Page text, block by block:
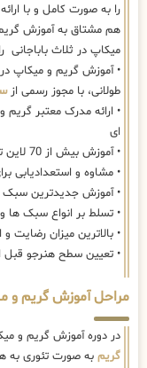
را به صورت کامل و با ارائه
هم مشتاق به آموزش
میکاپ در ثلاث باباجانی
• آموزش گریم و میکاپ در
طولانی، با مجوز رسمی از
• ارائه مدرک معتبر گریم
ای
• آموزش بیش از 70 لاین تخصصی از مبتدی تا فوق پیشرفته
• مشاوه و استعدادیابی
• آموزش جدیدترین سبک
• تسلط بر انواع سبک ها
• بالاترین میزان رضایت و
• تعیین سطح هنرجو قبل
مراحل آموزش گریم و
در دوره آموزش گریم و
گریمبه صورت تئوری به